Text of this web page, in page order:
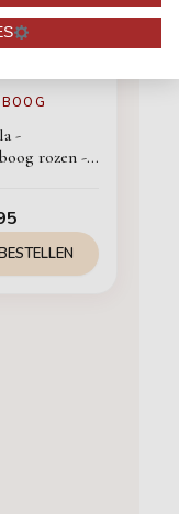
-
rozen -